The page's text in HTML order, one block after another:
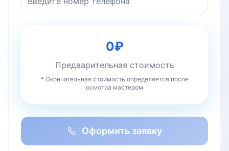
0₽
Предварительная стоимость
* Окончательная стоимость определяется после
осмотра мастером
Оформить заявку